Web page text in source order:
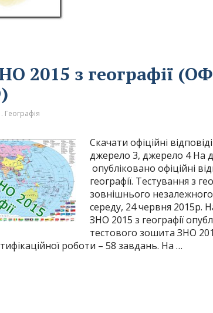
2015 з географії
Географія
Скачати офіційні
джерело 3, джерело 4 На
опубліковано офіційні
географії. Тестування з
зовнішнього
середу, 24 червня 2015р.
ЗНО 2015 з географії
тестового зошита ЗНО
роботи – 58 завдань. На …